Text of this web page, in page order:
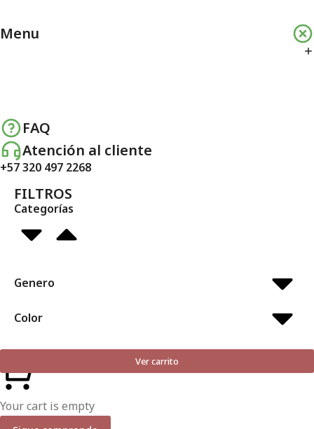
Menu
FAQ
Atención al cliente
+57 320 497 2268
FILTROS
Categorías
Genero
Color
Ver carrito
Your cart is empty